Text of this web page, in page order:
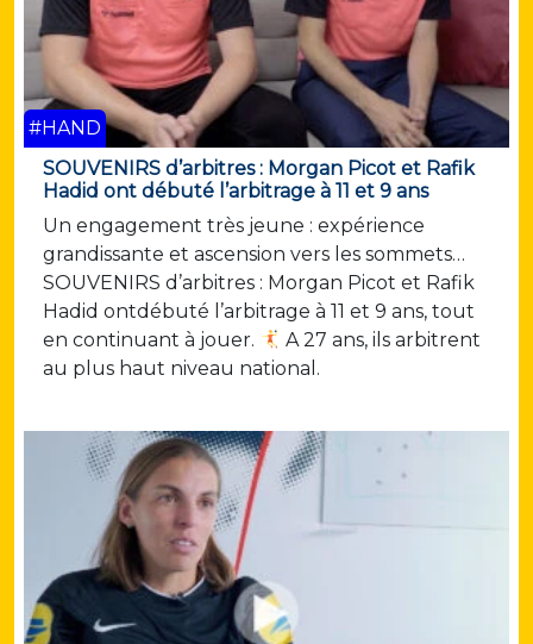
#HAND
SOUVENIRS d’arbitres : Morgan Picot et Rafik
Hadid ont débuté l’arbitrage à 11 et 9 ans
Un engagement très jeune : expérience
grandissante et ascension vers les sommets…
SOUVENIRS d’arbitres : Morgan Picot et Rafik
Hadid ontdébuté l’arbitrage à 11 et 9 ans, tout
en continuant à jouer.
A 27 ans, ils arbitrent
au plus haut niveau national.